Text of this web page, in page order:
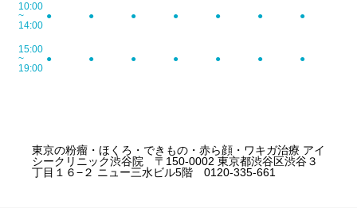
10:00
~
14:00
● ● ● ● ● ● ●
15:00
~
19:00
● ● ● ● ● ● ●
東京の粉瘤・ほくろ・できもの・赤ら顔・ワキガ治療 アイ
シークリニック渋谷院 〒150-0002 東京都渋谷区渋谷３
丁目１６−２ ニュー三水ビル5階 0120-335-661